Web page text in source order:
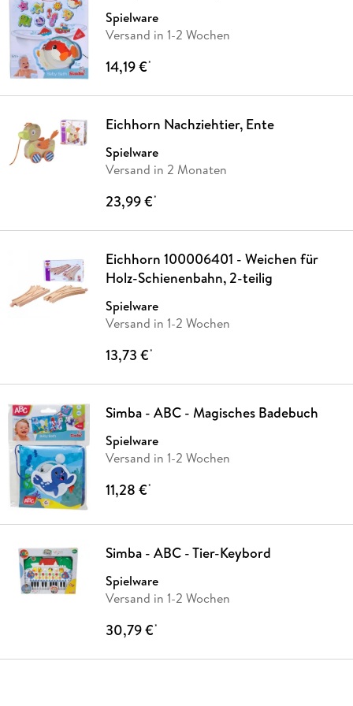
Spielware
Versand in 1-2 Wochen
14,19 €*
Eichhorn Nachziehtier, Ente
Spielware
Versand in 2 Monaten
23,99 €*
Eichhorn 100006401 - Weichen für
Holz-Schienenbahn, 2-teilig
Spielware
Versand in 1-2 Wochen
13,73 €*
Simba - ABC - Magisches Badebuch
Spielware
Versand in 1-2 Wochen
11,28 €*
Simba - ABC - Tier-Keybord
Spielware
Versand in 1-2 Wochen
30,79 €*